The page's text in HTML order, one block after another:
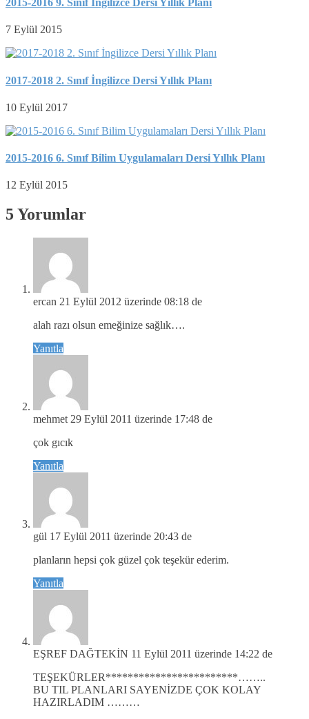
2015-2016 9. Sınıf İngilizce Dersi Yıllık Planı
7 Eylül 2015
2017-2018 2. Sınıf İngilizce Dersi Yıllık Planı
10 Eylül 2017
2015-2016 6. Sınıf Bilim Uygulamaları Dersi Yıllık Planı
12 Eylül 2015
5 Yorumlar
ercan 21 Eylül 2012 üzerinde 08:18 de
alah razı olsun emeğinize sağlık….
Yanıtla
mehmet 29 Eylül 2011 üzerinde 17:48 de
çok gıcık
Yanıtla
gül 17 Eylül 2011 üzerinde 20:43 de
planların hepsi çok güzel çok teşekür ederim.
Yanıtla
EŞREF DAĞTEKİN 11 Eylül 2011 üzerinde 14:22 de
TEŞEKÜRLER************************……..
BU TIL PLANLARI SAYENİZDE ÇOK KOLAY
HAZIRLADIM ………